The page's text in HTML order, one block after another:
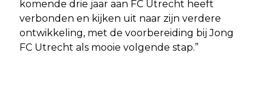
komende drie jaar aan FC Utrecht heeft
verbonden en kijken uit naar zijn verdere
ontwikkeling, met de voorbereiding bij Jong
FC Utrecht als mooie volgende stap.”